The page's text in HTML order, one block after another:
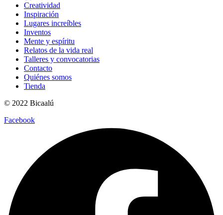
Creatividad
Inspiración
Lugares increíbles
Inventos
Mente y espíritu
Relatos de la vida real
Talleres y convocatorias
Contacto
Quiénes somos
Tienda
© 2022 Bicaalú
Facebook